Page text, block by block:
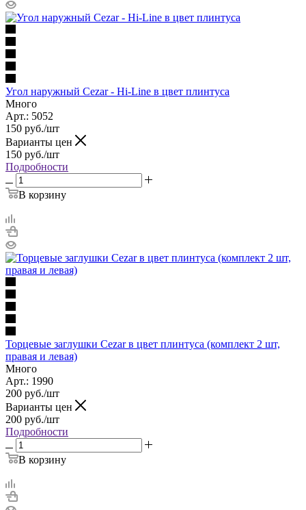
Угол наружный Cezar - Hi-Line в цвет плинтуса
Много
Арт.: 5052
150 руб./шт
Варианты цен
150 руб./шт
Подробности
В корзину
Торцевые заглушки Cezar в цвет плинтуса (комплект 2 шт,
правая и левая)
Много
Арт.: 1990
200 руб./шт
Варианты цен
200 руб./шт
Подробности
В корзину